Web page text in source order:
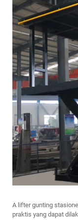
A lifter gunting
praktis yang dapat